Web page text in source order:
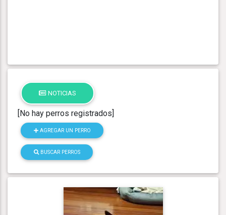
NOTICIAS
[No hay perros registrados]
AGREGAR UN PERRO
BUSCAR PERROS